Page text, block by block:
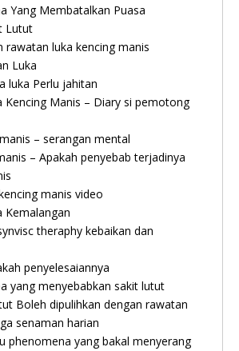
Yang Membatalkan Puasa
Lutut
rawatan luka kencing manis
Luka
luka Perlu jahitan
Kencing Manis – Diary si pemotong
– serangan mental
– Apakah penyebab terjadinya
manis video
Kemalangan
theraphy kebaikan dan
penyelesaiannya
yang menyebabkan sakit lutut
Boleh dipulihkan dengan rawatan
senaman harian
phenomena yang bakal menyerang